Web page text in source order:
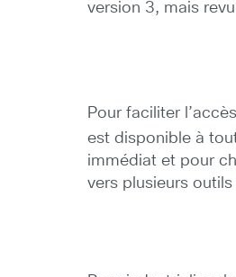
version 3, mais
Pour faciliter
est disponible à
immédiat et pour
vers plusieurs